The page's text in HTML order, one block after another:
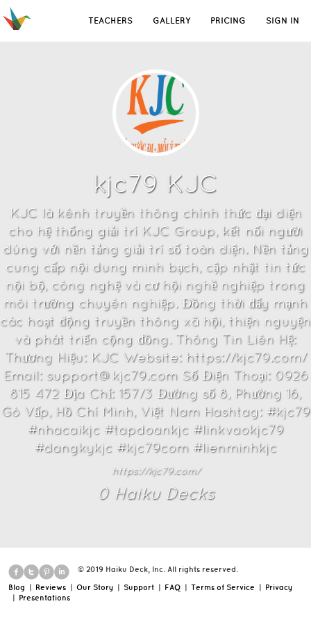
TEACHERS GALLERY PRICING SIGN IN
kjc79 KJC
KJC là kênh truyền thông chính thức đại diện
cho hệ thống giải trí KJC Group, kết nối người
dùng với nền tảng giải trí số toàn diện. Nền tảng
cung cấp nội dung minh bạch, cập nhật tin tức
nội bộ, công nghệ và cơ hội nghề nghiệp trong
môi trường chuyên nghiệp. Đồng thời đẩy mạnh
các hoạt động truyền thông xã hội, thiện nguyện
và phát triển cộng đồng. Thông Tin Liên Hệ:
Thương Hiệu: KJC Website: https://kjc79.com/
Email: support@kjc79.com Số Điện Thoại: 0926
815 472 Địa Chỉ: 157/3 Đường số 8, Phường 16,
Gò Vấp, Hồ Chí Minh, Việt Nam Hashtag: #kjc79
#nhacaikjc #tapdoankjc #linkvaokjc79
#dangkykjc #kjc79com #lienminhkjc
https://kjc79.com/
0Haiku Decks
© 2019 Haiku Deck, Inc. All rights reserved.
Blog | Reviews | Our Story | Support | FAQ | Terms of Service | Privacy
| Presentations